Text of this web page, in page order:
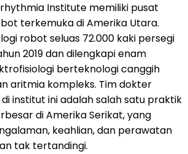
Institute memiliki pusat
terkemuka di Amerika Utara.
robot seluas 72.000 kaki persegi
2019 dan dilengkapi enam
berteknologi canggih
aritmia kompleks. Tim dokter
institut ini adalah salah satu praktik
di Amerika Serikat, yang
keahlian, dan perawatan
tak tertandingi.